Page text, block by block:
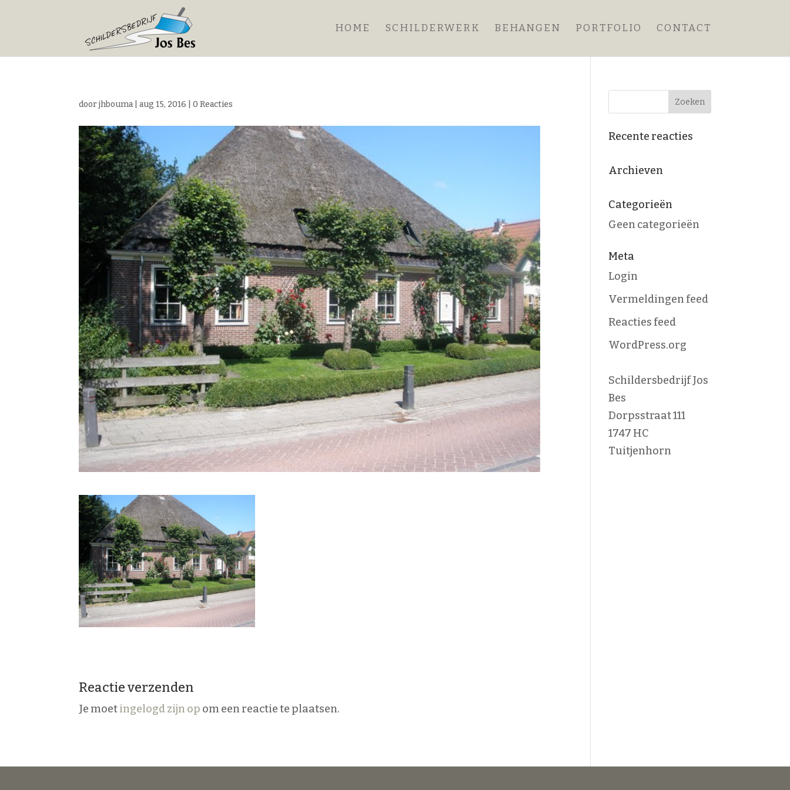
HOME SCHILDERWERK BEHANGEN PORTFOLIO CONTACT
doorjhbouma|aug 15, 2016 |0 Reacties
Reactie verzenden
Je moetingelogd zijn op om een reactie te plaatsen.
Recente reacties
Archieven
Categorieën
Geen categorieën
Meta
Login
Vermeldingen feed
Reacties feed
WordPress.org
Schildersbedrijf Jos
Bes
Dorpsstraat 111
1747 HC
Tuitjenhorn